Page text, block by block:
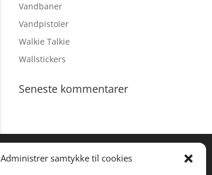
Administrer samtykke til cookies
Vandbaner
Vandpistoler
Walkie Talkie
Wallstickers
Seneste kommentarer